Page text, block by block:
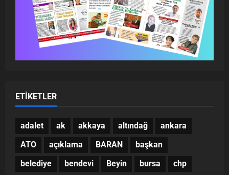
ETIKETLER
adalet ak akkaya altındağ
ankara
ATO
açıklama BARAN
başkan
belediye
bendevi Beyin bursa
chp